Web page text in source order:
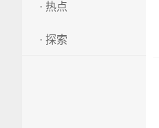
· 热点
· 探索